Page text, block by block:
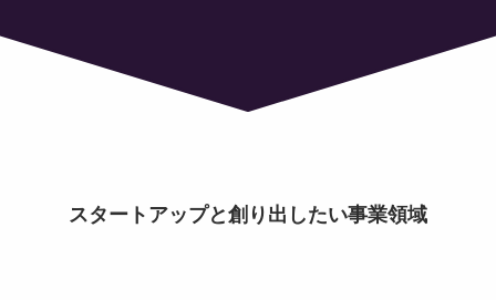
スタートアップと創り出したい事業領域